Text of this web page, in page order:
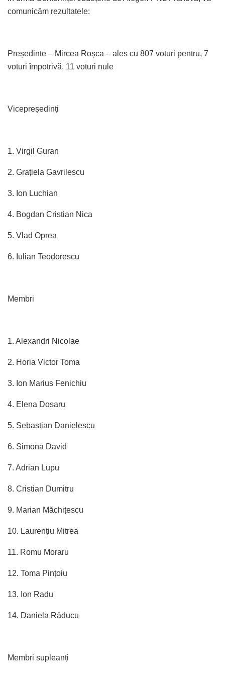
comunicăm rezultatele:
Președinte – Mircea Roșca – ales cu 807 voturi pentru, 7
voturi împotrivă, 11 voturi nule
Vicepreședinți
1. Virgil Guran
2. Grațiela Gavrilescu
3. Ion Luchian
4. Bogdan Cristian Nica
5. Vlad Oprea
6. Iulian Teodorescu
Membri
1. Alexandri Nicolae
2. Horia Victor Toma
3. Ion Marius Fenichiu
4. Elena Dosaru
5. Sebastian Danielescu
6. Simona David
7. Adrian Lupu
8. Cristian Dumitru
9. Marian Măchițescu
10. Laurențiu Mitrea
11. Romu Moraru
12. Toma Pințoiu
13. Ion Radu
14. Daniela Răducu
Membri supleanți